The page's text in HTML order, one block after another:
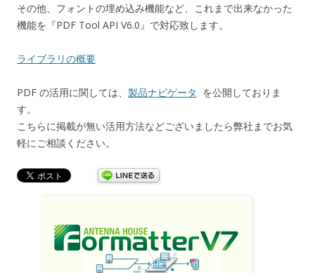
その他、フォントの埋め込み機能など、これまで出来なかった
機能を『PDF Tool API V6.0』で対応致します。
ライブラリの概要
PDF の活用に関しては、 製品ナビゲータ を公開しておりま
す。
こちらに掲載が無い活用方法などございましたら弊社までお気
軽にご相談ください。